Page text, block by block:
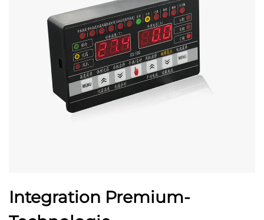
Integration Premium-